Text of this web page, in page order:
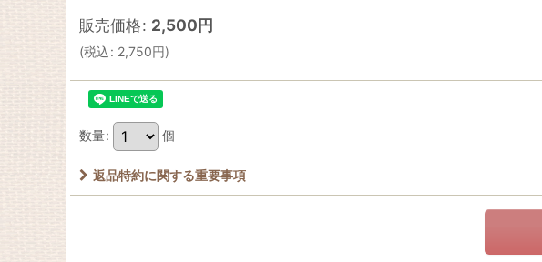
販売価格: 2,500円
(税込: 2,750円)
数量: 個
返品特約に関する重要事項